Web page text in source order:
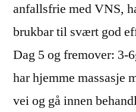
anfallsfrie med VNS,
brukbar til svært god
Dag 5 og fremover: 3-
har hjemme massasje
vei og gå innen